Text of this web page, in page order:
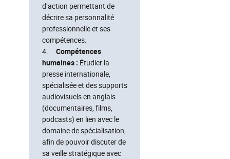
d’action permettant de
décrire sa personnalité
professionnelle et ses
compétences.
4. Compétences
humaines : Étudier la
presse internationale,
spécialisée et des supports
audiovisuels en anglais
(documentaires, films,
podcasts) en lien avec le
domaine de spécialisation,
afin de pouvoir discuter de
sa veille stratégique avec